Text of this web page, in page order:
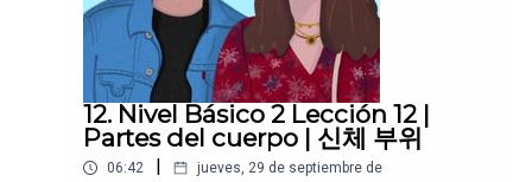
12. Nivel Básico 2 Lección 12 |
Partes del cuerpo | 신체 부위
06:42 |
jueves, 29 de septiembre de